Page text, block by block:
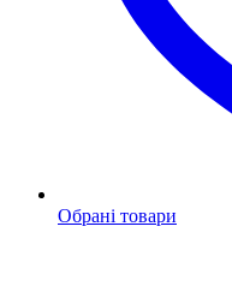
Обрані товари